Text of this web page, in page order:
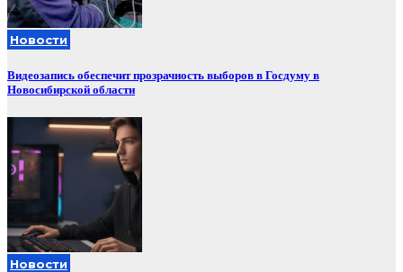
Новости
Видеозапись обеспечит прозрачность выборов в Госдуму в
Новосибирской области
Новости